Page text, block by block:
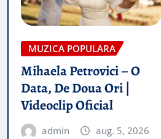
MUZICA POPULARA
Mihaela Petrovici – O
Data, De Doua Ori |
Videoclip Oficial
admin aug. 5, 2026